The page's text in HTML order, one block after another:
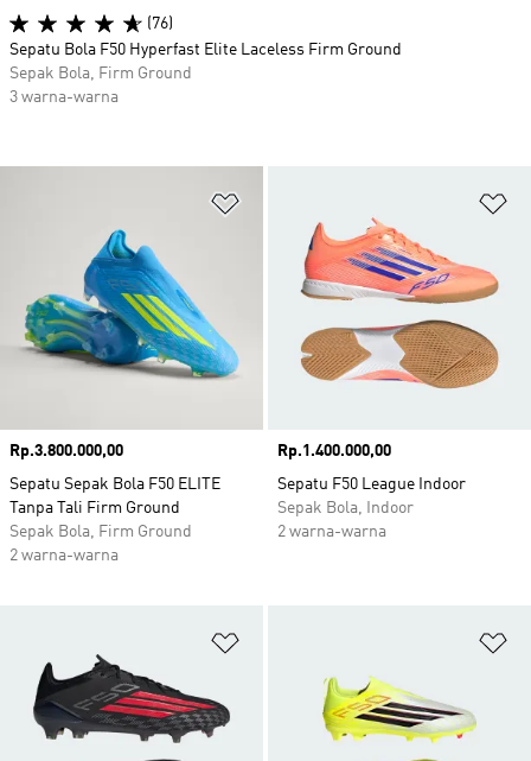
Harga
Rp.3.800.000,00
Sepatu Sepak Bola F50 ELITE
Tanpa Tali Firm Ground
Sepak Bola, Firm Ground
2 warna-warna
Harga
Rp.1.400.000,00
Sepatu F50 League Indoor
Sepak Bola, Indoor
2 warna-warna
(76)
Sepatu Bola F50 Hyperfast Elite Laceless Firm Ground
Sepak Bola, Firm Ground
3 warna-warna